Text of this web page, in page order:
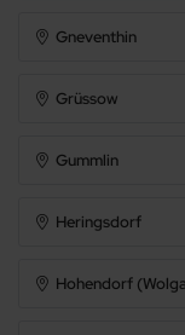
Gneventhin
Grüssow
Gummlin
Heringsdorf
Hohendorf